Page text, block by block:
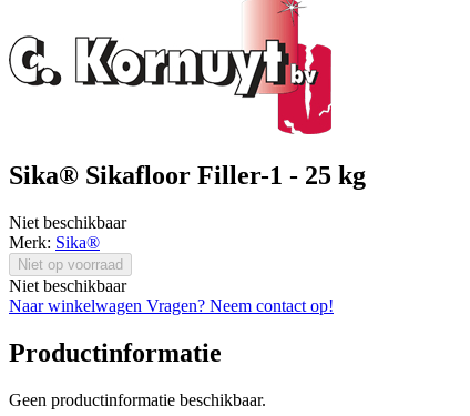
Sika® Sikafloor Filler-1 - 25 kg
Niet beschikbaar
Merk: Sika®
Niet op voorraad
Niet beschikbaar
Naar winkelwagen Vragen? Neem contact op!
Productinformatie
Geen productinformatie beschikbaar.